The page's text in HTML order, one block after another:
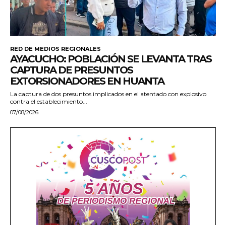
RED DE MEDIOS REGIONALES
AYACUCHO: POBLACIÓN SE LEVANTA TRAS
CAPTURA DE PRESUNTOS
EXTORSIONADORES EN HUANTA
La captura de dos presuntos implicados en el atentado con explosivo
contra el establecimiento...
07/08/2026